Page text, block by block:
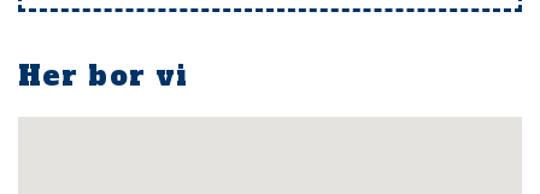
Her bor vi